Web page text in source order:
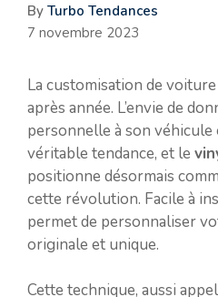
By Turbo Tendances
7 novembre 2023
La customisation de
après année. L’envie de
personnelle à son véhicule
véritable tendance, et le
positionne désormais
cette révolution. Facile à
permet de personnaliser
originale et unique.
Cette technique, aussi